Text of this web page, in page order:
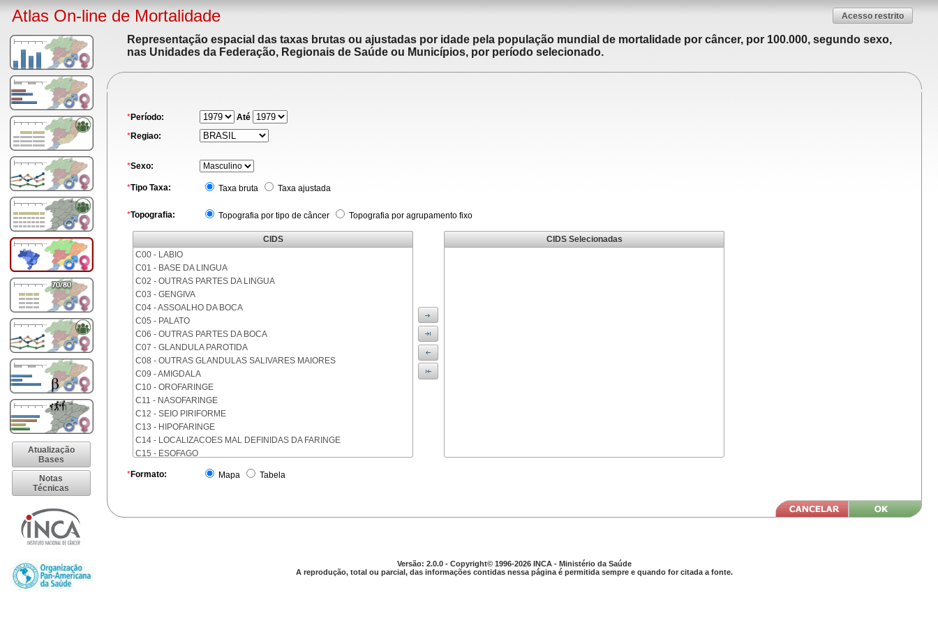
Atlas On-line de Mortalidade Acesso restrito
Atualização
Bases
Notas
Técnicas
Representação espacial das taxas brutas ou ajustadas por idade pela população mundial de mortalidade por câncer, por 100.000, segundo sexo,
nas Unidades da Federação, Regionais de Saúde ou Municípios, por período selecionado.
*Período:
Até
*Regiao:
*Sexo:
*Tipo Taxa: Taxa bruta Taxa ajustada
*Topografia: Topografia por tipo de câncer Topografia por agrupamento fixo
CIDS
C00 - LABIO
C01 - BASE DA LINGUA
C02 - OUTRAS PARTES DA LINGUA
C03 - GENGIVA
C04 - ASSOALHO DA BOCA
C05 - PALATO
C06 - OUTRAS PARTES DA BOCA
C07 - GLANDULA PAROTIDA
C08 - OUTRAS GLANDULAS SALIVARES MAIORES
C09 - AMIGDALA
C10 - OROFARINGE
C11 - NASOFARINGE
C12 - SEIO PIRIFORME
C13 - HIPOFARINGE
C14 - LOCALIZACOES MAL DEFINIDAS DA FARINGE
C15 - ESOFAGO
C17 - INTESTINO DELGADO
C20 - RETO
C24 - OUTRAS PARTES DAS VIAS BILIARES
CIDS Selecionadas
*Formato: Mapa Tabela
Versão: 2.0.0 - Copyright© 1996-2026 INCA - Ministério da Saúde
A reprodução, total ou parcial, das informações contidas nessa página é permitida sempre e quando for citada a fonte.